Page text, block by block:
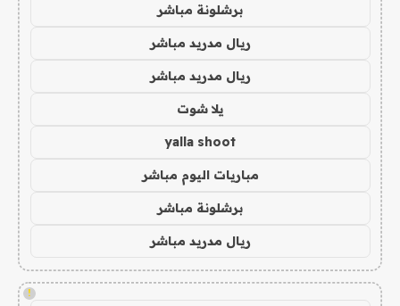
برشلونة مباشر
ريال مدريد مباشر
ريال مدريد مباشر
يلا شوت
yalla shoot
مباريات اليوم مباشر
برشلونة مباشر
ريال مدريد مباشر
!